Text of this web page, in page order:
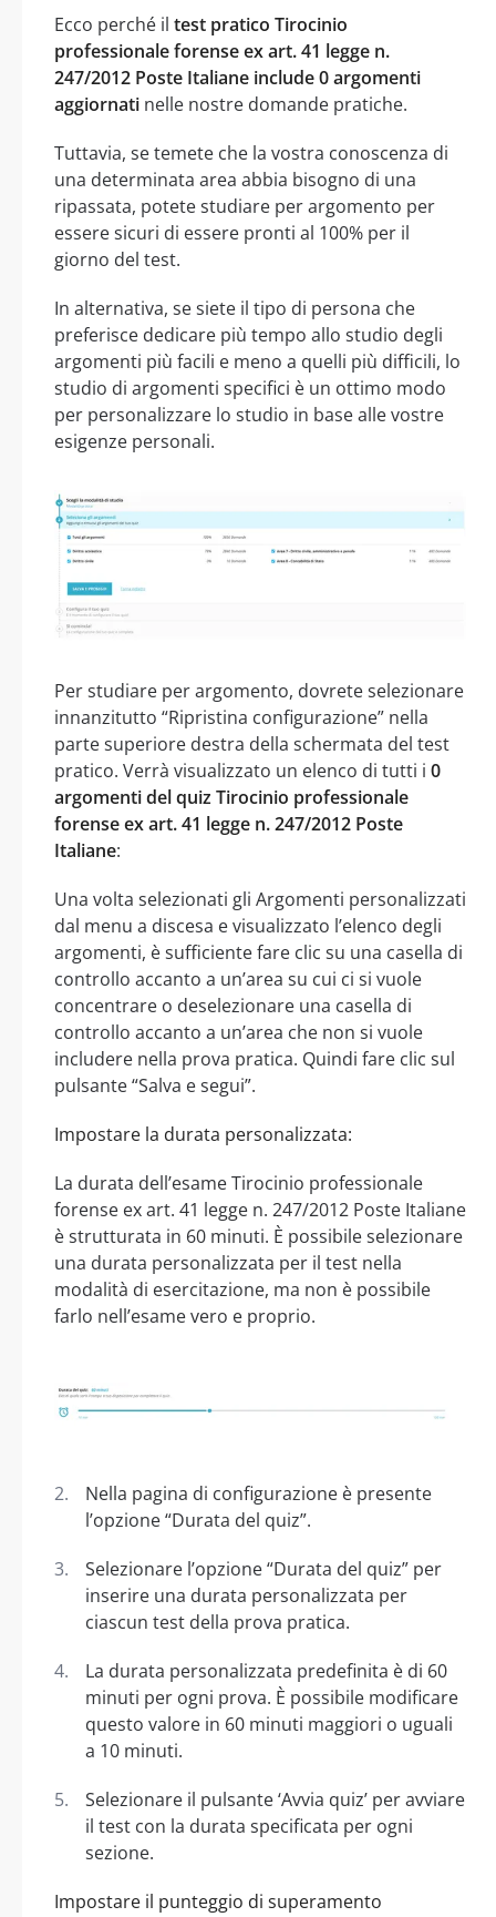
Ecco perché il test pratico Tirocinio
professionale forense ex art. 41 legge n.
247/2012 Poste Italiane include 0 argomenti
aggiornati nelle nostre domande pratiche.
Tuttavia, se temete che la vostra conoscenza di
una determinata area abbia bisogno di una
ripassata, potete studiare per argomento per
essere sicuri di essere pronti al 100% per il
giorno del test.
In alternativa, se siete il tipo di persona che
preferisce dedicare più tempo allo studio degli
argomenti più facili e meno a quelli più difficili, lo
studio di argomenti specifici è un ottimo modo
per personalizzare lo studio in base alle vostre
esigenze personali.
Per studiare per argomento, dovrete selezionare
innanzitutto “Ripristina configurazione” nella
parte superiore destra della schermata del test
pratico. Verrà visualizzato un elenco di tutti i 0
argomenti del quiz Tirocinio professionale
forense ex art. 41 legge n. 247/2012 Poste
Italiane:
Una volta selezionati gli Argomenti personalizzati
dal menu a discesa e visualizzato l’elenco degli
argomenti, è sufficiente fare clic su una casella di
controllo accanto a un’area su cui ci si vuole
concentrare o deselezionare una casella di
controllo accanto a un’area che non si vuole
includere nella prova pratica. Quindi fare clic sul
pulsante “Salva e segui”.
Impostare la durata personalizzata:
La durata dell’esame Tirocinio professionale
forense ex art. 41 legge n. 247/2012 Poste Italiane
è strutturata in 60 minuti. È possibile selezionare
una durata personalizzata per il test nella
modalità di esercitazione, ma non è possibile
farlo nell’esame vero e proprio.
Nella pagina di configurazione è presente
l’opzione “Durata del quiz”.
Selezionare l’opzione “Durata del quiz” per
inserire una durata personalizzata per
ciascun test della prova pratica.
La durata personalizzata predefinita è di 60
minuti per ogni prova. È possibile modificare
questo valore in 60 minuti maggiori o uguali
a 10 minuti.
Selezionare il pulsante ‘Avvia quiz’ per avviare
il test con la durata specificata per ogni
sezione.
Impostare il punteggio di superamento